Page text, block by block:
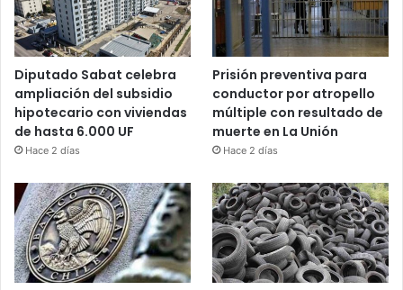
Diputado Sabat celebra
ampliación del subsidio
hipotecario con viviendas
de hasta 6.000 UF
Hace 2 días
Prisión preventiva para
conductor por atropello
múltiple con resultado de
muerte en La Unión
Hace 2 días